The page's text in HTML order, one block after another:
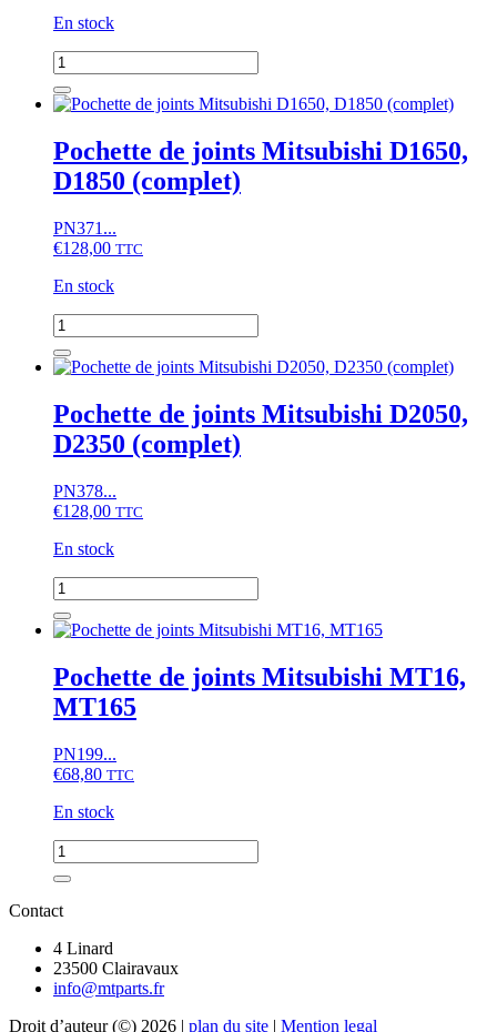
En stock
quantité
de
Pochette
joints
Mitsubishi
D1650,
D1850
Pochette de joints Mitsubishi D1650,
D1850 (complet)
PN371...
€128,00 TTC
En stock
quantité
de
Pochette
joints
Mitsubishi
D1650,
D1850
(complet)
Pochette de joints Mitsubishi D2050,
D2350 (complet)
PN378...
€128,00 TTC
En stock
quantité
de
Pochette
joints
Mitsubishi
D2050,
D2350
(complet)
Pochette de joints Mitsubishi MT16,
MT165
PN199...
€68,80 TTC
En stock
quantité
de
Pochette
de
Mitsubishi
MT16,
MT165
Contact
4 Linard
23500 Clairavaux
info@mtparts.fr
Droit d’auteur (©) 2026 | plan du site | Mention legal